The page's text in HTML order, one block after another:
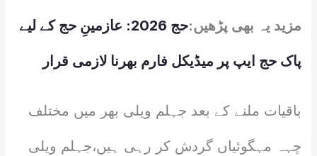
مزید یہ بھی پڑھیں: حج 2026: عازمینِ حج کے لیے
پاک حج ایپ پر میڈیکل فارم بھرنا لازمی قرار
باقیات ملنے کے بعد جہلم ویلی بھر میں مختلف
چہہ مہگوئیاں گردش کر رہی ہیں،جہلم ویلی